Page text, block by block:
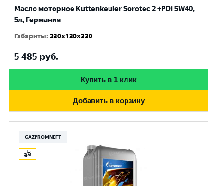
Масло моторное Kuttenkeuler Sorotec 2 +PDi 5W40,
5л, Германия
Габариты:230x130x330
5 485 руб.
Купить в 1 клик
Добавить в корзину
GAZPROMNEFT